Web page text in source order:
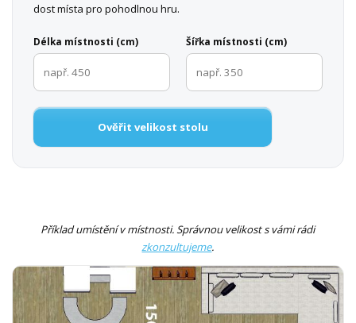
dost místa pro pohodlnou hru.
Délka místnosti (cm) Šířka místnosti (cm)
Ověřit velikost stolu
Příklad umístění v místnosti. Správnou velikost s vámi rádi
zkonzultujeme.